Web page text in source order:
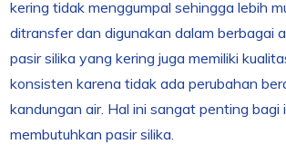
kering tidak menggumpal sehingga lebih
ditransfer dan digunakan dalam berbagai
pasir silika yang kering juga memiliki
konsisten karena tidak ada perubahan
kandungan air. Hal ini sangat penting bagi
membutuhkan pasir silika.